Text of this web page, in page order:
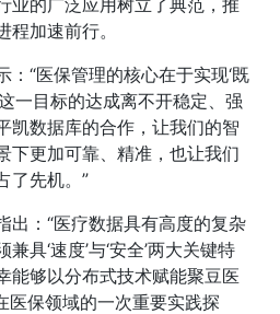
加速前行。
“医保管理的核心在于实现‘既
一目标的达成离不开稳定、强
凯数据库的合作，让我们的智
下更加可靠、精准，也让我们
了先机。”
出：“医疗数据具有高度的复杂
具‘速度’与‘安全’两大关键特
能够以分布式技术赋能聚豆医
医保领域的一次重要实践探